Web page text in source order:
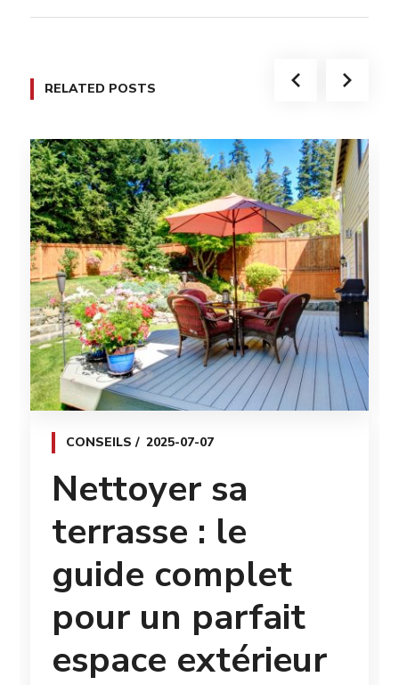
RELATED POSTS
CONSEILS 2025-07-07
Nettoyer sa
terrasse : le
guide complet
pour un parfait
espace extérieur